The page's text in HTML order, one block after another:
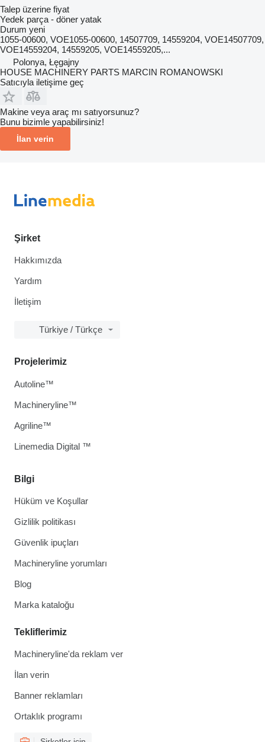
Talep üzerine fiyat
Yedek parça - döner yatak
Durum yeni
1055-00600, VOE1055-00600, 14507709, 14559204, VOE14507709,
VOE14559204, 14559205, VOE14559205,...
Polonya, Łęgajny
HOUSE MACHINERY PARTS MARCIN ROMANOWSKI
Satıcıyla iletişime geç
Makine veya araç mı satıyorsunuz?
Bunu bizimle yapabilirsiniz!
İlan verin
Şirket
Hakkımızda
Yardım
İletişim
Türkiye / Türkçe
Bilgi
Hüküm ve Koşullar
Gizlilik politikası
Güvenlik ipuçları
Machineryline yorumları
Blog
Marka kataloğu
Tekliflerimiz
Machineryline'da reklam ver
İlan verin
Banner reklamları
Ortaklık programı
Projelerimiz
Autoline™
Machineryline™
Agriline™
Linemedia Digital ™